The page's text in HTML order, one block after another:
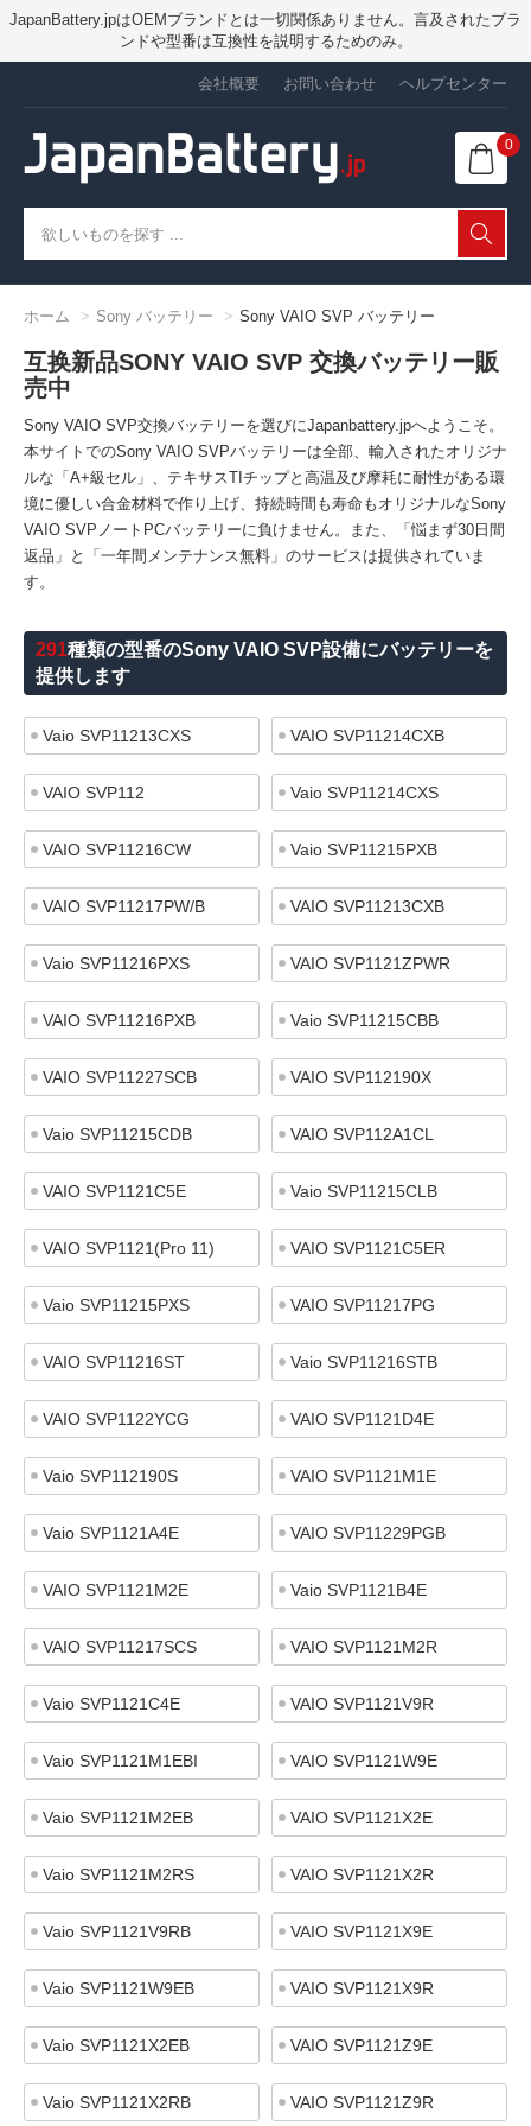
JapanBattery.jpはOEMブランドとは一切関係ありません。言及されたブラ
ンドや型番は互換性を説明するためのみ。
会社概要 お問い合わせ ヘルプセンター
0
ホーム Sony バッテリー Sony VAIO SVP バッテリー
互换新品SONY VAIO SVP 交換バッテリー販
売中
Sony VAIO SVP交換バッテリーを選びにJapanbattery.jpへようこそ。
本サイトでのSony VAIO SVPバッテリーは全部、輸入されたオリジナ
ルな「A+級セル」、テキサスTIチップと高温及び摩耗に耐性がある環
境に優しい合金材料で作り上げ、持続時間も寿命もオリジナルなSony
VAIO SVPノートPCバッテリーに負けません。また、「悩まず30日間
返品」と「一年間メンテナンス無料」のサービスは提供されていま
す。
291種類の型番のSony VAIO SVP設備にバッテリーを
提供します
Vaio SVP11213CXS VAIO SVP11214CXB
VAIO SVP112 Vaio SVP11214CXS
VAIO SVP11216CW Vaio SVP11215PXB
VAIO SVP11217PW/B VAIO SVP11213CXB
Vaio SVP11216PXS VAIO SVP1121ZPWR
VAIO SVP11216PXB Vaio SVP11215CBB
VAIO SVP11227SCB VAIO SVP112190X
Vaio SVP11215CDB VAIO SVP112A1CL
VAIO SVP1121C5E Vaio SVP11215CLB
VAIO SVP1121(Pro 11) VAIO SVP1121C5ER
Vaio SVP11215PXS VAIO SVP11217PG
VAIO SVP11216ST Vaio SVP11216STB
VAIO SVP1122YCG VAIO SVP1121D4E
Vaio SVP112190S VAIO SVP1121M1E
Vaio SVP1121A4E VAIO SVP11229PGB
VAIO SVP1121M2E Vaio SVP1121B4E
VAIO SVP11217SCS VAIO SVP1121M2R
Vaio SVP1121C4E VAIO SVP1121V9R
Vaio SVP1121M1EBI VAIO SVP1121W9E
Vaio SVP1121M2EB VAIO SVP1121X2E
Vaio SVP1121M2RS VAIO SVP1121X2R
Vaio SVP1121V9RB VAIO SVP1121X9E
Vaio SVP1121W9EB VAIO SVP1121X9R
Vaio SVP1121X2EB VAIO SVP1121Z9E
Vaio SVP1121X2RB VAIO SVP1121Z9R